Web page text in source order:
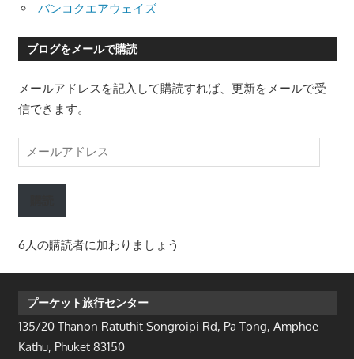
バンコクエアウェイズ
ブログをメールで購読
メールアドレスを記入して購読すれば、更新をメールで受
信できます。
ー
ル
レ
ス
6人の購読者に加わりましょう
プーケット旅行センター
135/20 Thanon Ratuthit Songroipi Rd, Pa Tong, Amphoe
Kathu, Phuket 83150